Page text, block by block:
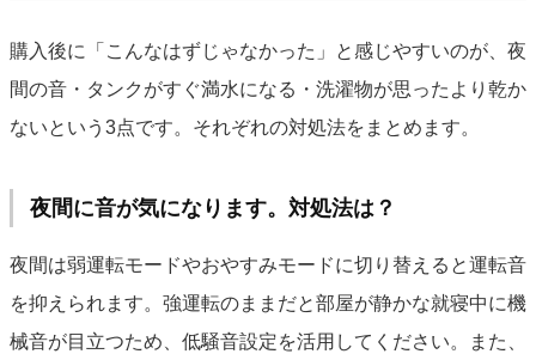
購入後に「こんなはずじゃなかった」と感じやすいのが、夜
間の音・タンクがすぐ満水になる・洗濯物が思ったより乾か
ないという3点です。それぞれの対処法をまとめます。
夜間に音が気になります。対処法は？
夜間は弱運転モードやおやすみモードに切り替えると運転音
を抑えられます。強運転のままだと部屋が静かな就寝中に機
械音が目立つため、低騒音設定を活用してください。また、